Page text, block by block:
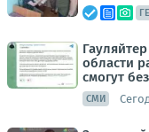
области
смогут
СМИ